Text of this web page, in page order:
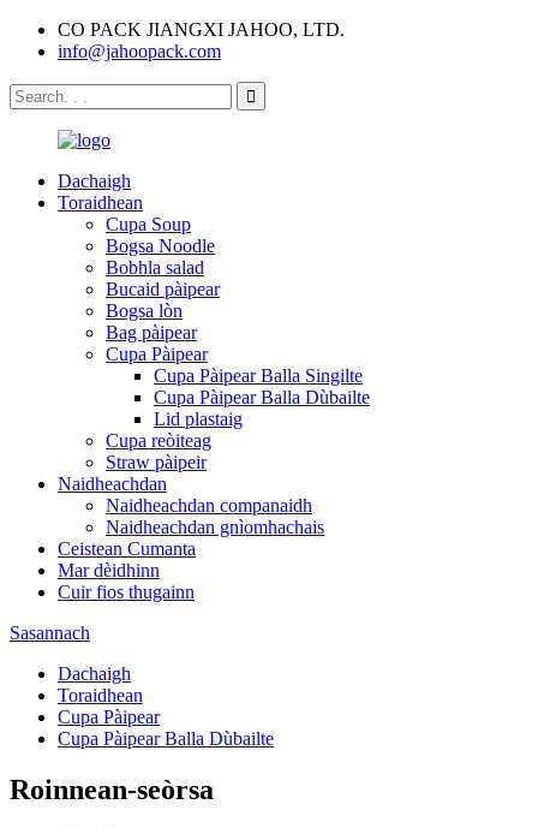
CO PACK JIANGXI JAHOO, LTD.
info@jahoopack.com
Dachaigh
Toraidhean
Cupa Soup
Bogsa Noodle
Bobhla salad
Bucaid pàipear
Bogsa lòn
Bag pàipear
Cupa Pàipear
Cupa Pàipear Balla Singilte
Cupa Pàipear Balla Dùbailte
Lid plastaig
Cupa reòiteag
Straw pàipeir
Naidheachdan
Naidheachdan companaidh
Naidheachdan gnìomhachais
Ceistean Cumanta
Mar dèidhinn
Cuir fios thugainn
Sasannach
Dachaigh
Toraidhean
Cupa Pàipear
Cupa Pàipear Balla Dùbailte
Roinnean-seòrsa